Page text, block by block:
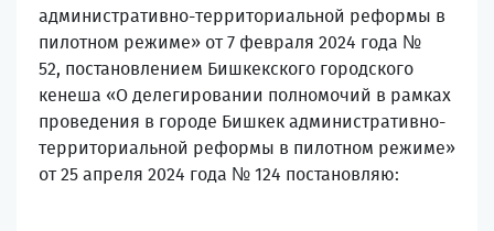
административно-территориальной реформы в
пилотном режиме» от 7 февраля 2024 года №
52, постановлением Бишкекского городского
кенеша «О делегировании полномочий в рамках
проведения в городе Бишкек административно-
территориальной реформы в пилотном режиме»
от 25 апреля 2024 года № 124 постановляю: